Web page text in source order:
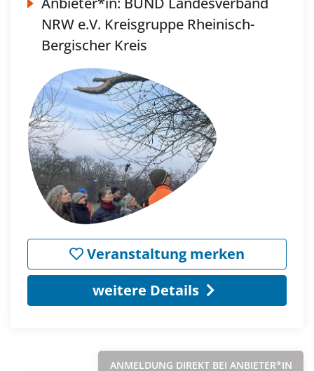
NRW e.V. Kreisgruppe Rheinisch-
Bergischer Kreis
Veranstaltung merken
weitere Details
ANMELDUNG DIREKT BEI ANBIETER*IN